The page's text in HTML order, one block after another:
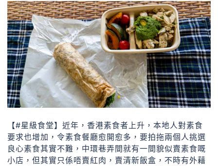
【#星級食堂】近年，香港素食者上升，本地人對素食
要求也增加，令素食餐廳愈開愈多，要拍拖兩個人挑選
良心素食其實不難，中環巷弄間就有一間貌似賣素食嘅
小店，但其實只係唔賣紅肉，賣清新飯盒，不時有外藉